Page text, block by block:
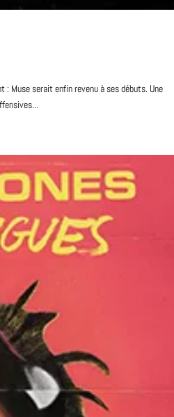
: Muse serait enfin revenu à ses débuts. Une